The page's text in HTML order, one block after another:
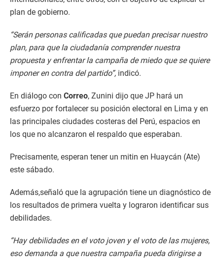
plan de gobierno.
“Serán personas calificadas que puedan precisar nuestro
plan, para que la ciudadanía comprender nuestra
propuesta y enfrentar la campaña de miedo que se quiere
imponer en contra del partido”, indicó.
En diálogo con Correo, Zunini dijo que JP hará un
esfuerzo por fortalecer su posición electoral en Lima y en
las principales ciudades costeras del Perú, espacios en
los que no alcanzaron el respaldo que esperaban.
Precisamente, esperan tener un mitin en Huaycán (Ate)
este sábado.
Además,señaló que la agrupación tiene un diagnóstico de
los resultados de primera vuelta y lograron identificar sus
debilidades.
“Hay debilidades en el voto joven y el voto de las mujeres,
eso demanda a que nuestra campaña pueda dirigirse a